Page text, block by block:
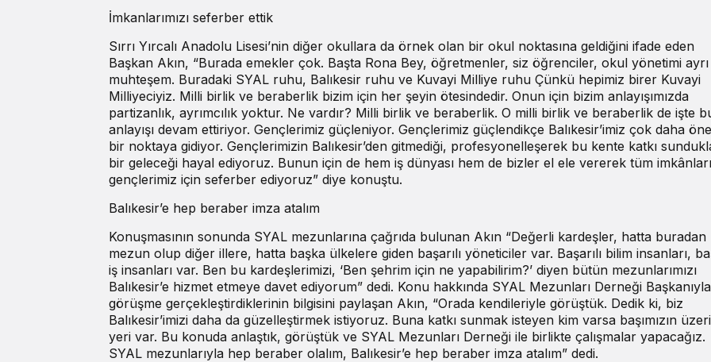
İmkanlarımızı seferber ettik
Sırrı Yırcalı Anadolu Lisesi’nin diğer okullara da örnek olan bir okul noktasına geldiğini ifade eden
Başkan Akın, “Burada emekler çok. Başta Rona Bey, öğretmenler, siz öğrenciler, okul yönetimi ayrı
muhteşem. Buradaki SYAL ruhu, Balıkesir ruhu ve Kuvayi Milliye ruhu Çünkü hepimiz birer Kuvayi
Milliyeciyiz. Milli birlik ve beraberlik bizim için her şeyin ötesindedir. Onun için bizim anlayışımızda
partizanlık, ayrımcılık yoktur. Ne vardır? Milli birlik ve beraberlik. O milli birlik ve beraberlik de işte
anlayışı devam ettiriyor. Gençlerimiz güçleniyor. Gençlerimiz güçlendikçe Balıkesir’imiz çok daha
bir noktaya gidiyor. Gençlerimizin Balıkesir’den gitmediği, profesyonelleşerek bu kente katkı
bir geleceği hayal ediyoruz. Bunun için de hem iş dünyası hem de bizler el ele vererek tüm
gençlerimiz için seferber ediyoruz” diye konuştu.
Balıkesir’e hep beraber imza atalım
Konuşmasının sonunda SYAL mezunlarına çağrıda bulunan Akın “Değerli kardeşler, hatta buradan
mezun olup diğer illere, hatta başka ülkelere giden başarılı yöneticiler var. Başarılı bilim insanları,
iş insanları var. Ben bu kardeşlerimizi, ‘Ben şehrim için ne yapabilirim?’ diyen bütün mezunlarımızı
Balıkesir’e hizmet etmeye davet ediyorum” dedi. Konu hakkında SYAL Mezunları Derneği
görüşme gerçekleştirdiklerinin bilgisini paylaşan Akın, “Orada kendileriyle görüştük. Dedik ki, biz
Balıkesir’imizi daha da güzelleştirmek istiyoruz. Buna katkı sunmak isteyen kim varsa başımızın
yeri var. Bu konuda anlaştık, görüştük ve SYAL Mezunları Derneği ile birlikte çalışmalar yapacağız.
SYAL mezunlarıyla hep beraber olalım, Balıkesir’e hep beraber imza atalım” dedi.